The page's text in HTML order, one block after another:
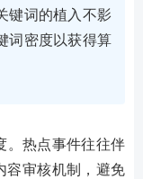
键词的植入不影
词密度以获得算
。热点事件往往伴
容审核机制，避免